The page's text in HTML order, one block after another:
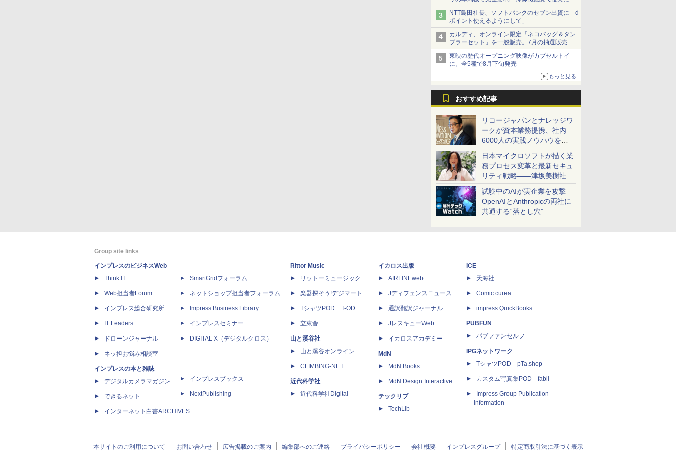
NTT島田社長、ソフトバンクのセブン出資に「d
ポイント使えるようにして」
カルディ、オンライン限定「ネコバッグ＆タン
ブラーセット」を一般販売。7月の抽選販売の
当選無効分
東映の歴代オープニング映像がカプセルトイ
に。全5種で8月下旬発売
もっと見る
おすすめ記事
リコージャパンとナレッジワ
ークが資本業務提携、社内
6000人の実践ノウハウを生
かした「AI商談記録 for
RICOH」を展開へ
日本マイクロソフトが描く業
務プロセス変革と最新セキュ
リティ戦略――津坂美樹社長
が2027年度戦略を説明
試験中のAIが実企業を攻撃
OpenAIとAnthropicの両社に
共通する“落とし穴”
Group site links
インプレスのビジネスWeb
Think IT
Web担当者Forum
インプレス総合研究所
IT Leaders
ドローンジャーナル
ネッ担お悩み相談室
インプレスの本と雑誌
デジタルカメラマガジン
できるネット
インターネット白書ARCHIVES
SmartGridフォーラム
ネットショップ担当者フォーラム
Impress Business Library
インプレスセミナー
DIGITAL X（デジタルクロス）
インプレスブックス
NextPublishing
Rittor Music
リットーミュージック
楽器探そう!デジマート
TシャツPOD T-OD
立東舎
山と溪谷社
山と溪谷オンライン
CLIMBING-NET
近代科学社
近代科学社Digital
イカロス出版
AIRLINEweb
Jディフェンスニュース
通訳翻訳ジャーナル
JレスキューWeb
イカロスアカデミー
MdN
MdN Books
MdN Design Interactive
テックリブ
TechLib
ICE
天海社
Comic curea
impress QuickBooks
PUBFUN
パブファンセルフ
IPGネットワーク
TシャツPOD pTa.shop
カスタム写真集POD fabli
Impress Group Publication
Information
本サイトのご利用について お問い合わせ 広告掲載のご案内 編集部へのご連絡 プライバシーポリシー 会社概要 インプレスグループ 特定商取引法に基づく表示